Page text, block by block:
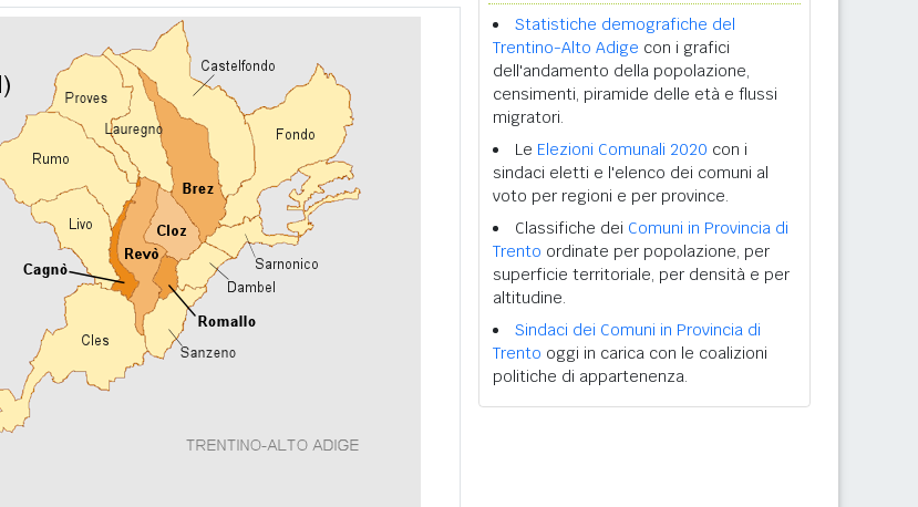
Statistiche demografiche del
Trentino-Alto Adige con i grafici
dell'andamento della popolazione,
censimenti, piramide delle età e flussi
migratori.
Le Elezioni Comunali 2020 con i
sindaci eletti e l'elenco dei comuni al
voto per regioni e per province.
Classifiche dei Comuni in Provincia di
Trento ordinate per popolazione, per
superficie territoriale, per densità e per
altitudine.
Sindaci dei Comuni in Provincia di
Trento oggi in carica con le coalizioni
politiche di appartenenza.